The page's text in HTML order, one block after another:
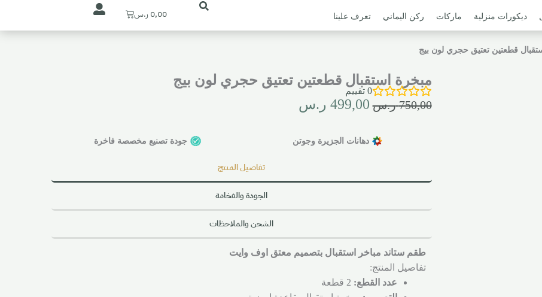
ديكورات منزلية ماركات ركن اليماني تعرف علينا 0,00 ر.سCart
قطعتين تعتيق حجري لون بيج
مبخرة استقبال قطعتين تعتيق حجري لون بيج
0 تقييم
750,00 ر.س 499,00 ر.س
دهانات الجزيرة وجوتن جودة تصنيع مخصصة فاخرة
تفاصيل المنتج
الجودة والفخامة
الشحن والملاحظات
طقم ستاند مباخر استقبال بتصميم معتق اوف وايت
تفاصيل المنتج:
عدد القطع: